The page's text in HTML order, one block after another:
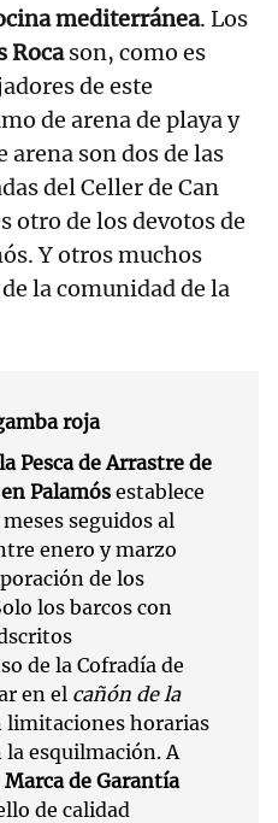
mediterránea. Los
Rocason, como es
de este
de arena de playa y
arena son dos de las
del Celler de Can
otro de los devotos de
Y otros muchos
la comunidad de la
roja
Pesca de Arrastre de
Palamós establece
seguidos al
enero y marzo
de los
los barcos con
de la Cofradía de
en el cañón de la
limitaciones horarias
esquilmación. A
Marca de Garantía
de calidad